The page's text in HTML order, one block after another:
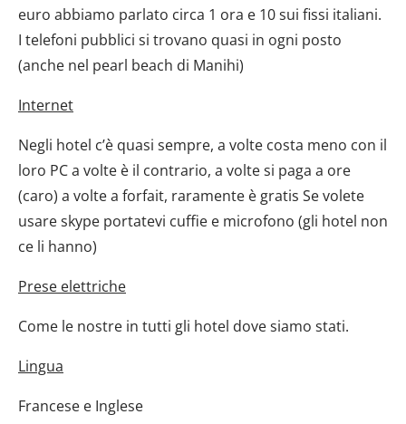
euro abbiamo parlato circa 1 ora e 10 sui fissi italiani.
I telefoni pubblici si trovano quasi in ogni posto
(anche nel pearl beach di Manihi)
Internet
Negli hotel c’è quasi sempre, a volte costa meno con il
loro PC a volte è il contrario, a volte si paga a ore
(caro) a volte a forfait, raramente è gratis Se volete
usare skype portatevi cuffie e microfono (gli hotel non
ce li hanno)
Prese elettriche
Come le nostre in tutti gli hotel dove siamo stati.
Lingua
Francese e Inglese